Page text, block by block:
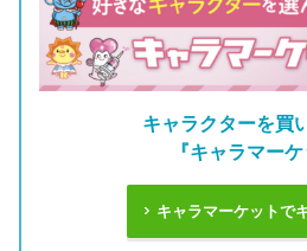
キャラクターを買
『キャラマーケ
キャラマーケットで